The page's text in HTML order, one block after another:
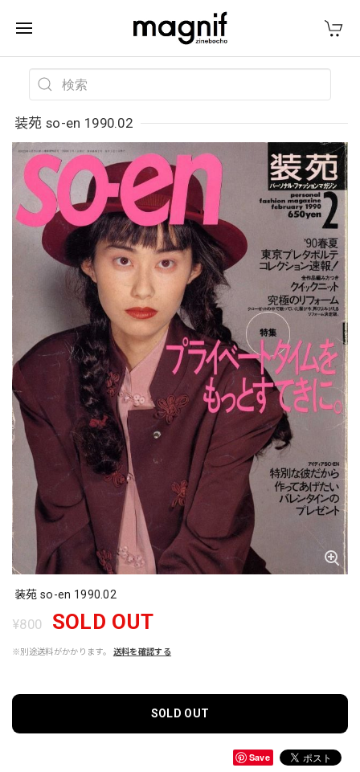
装苑 so-en 1990.02
装苑 so-en 1990.02
¥800 SOLD OUT
※別途送料がかかります。 送料を確認する
SOLD OUT
Save